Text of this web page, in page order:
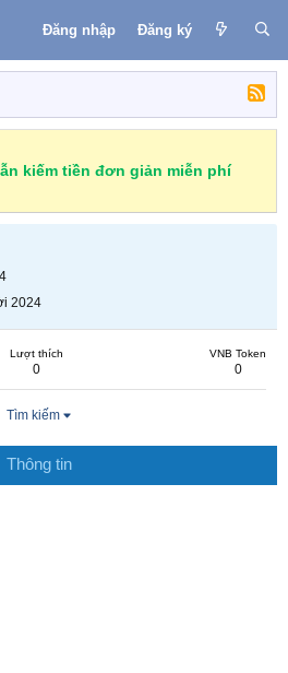
Đăng nhập Đăng ký
kiếm tiền đơn giản miễn phí
2024
Lượt thích
0
VNB Token
0
Tìm kiếm
Thông tin